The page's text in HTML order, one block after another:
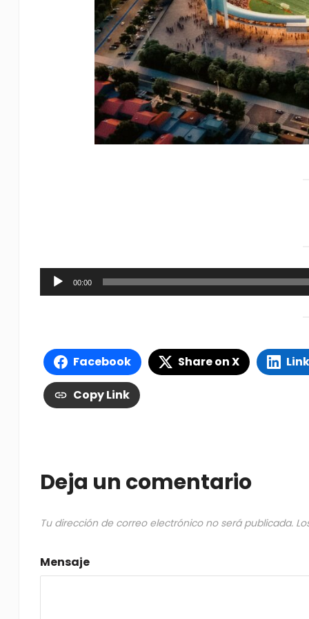
00:00
Facebook Share on X
Copy Link
Deja un comentario
Tu dirección de correo electrónico no será publicada.
Mensaje